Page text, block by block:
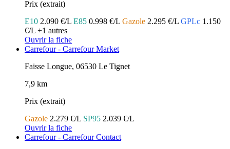
Prix (extrait)
E10 2.090 €/L E85 0.998 €/L Gazole 2.295 €/L GPLc 1.150
€/L +1 autres
Ouvrir la fiche
Carrefour - Carrefour Market
Faisse Longue, 06530 Le Tignet
7,9 km
Prix (extrait)
Gazole 2.279 €/L SP95 2.039 €/L
Ouvrir la fiche
Carrefour - Carrefour Contact